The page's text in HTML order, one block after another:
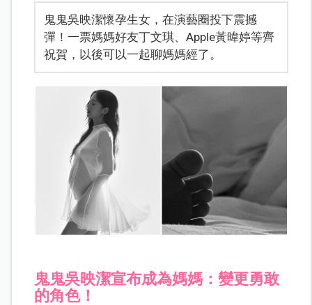
鬼鬼吳映潔懷孕生女，在演藝圈投下震撼
彈！一票媽媽好友丁文琪、Apple黃暐婷等齊
祝賀，以後可以一起聊媽媽經了。
鬼鬼吳映潔宣布成為媽媽：變更勇敢
的角色！